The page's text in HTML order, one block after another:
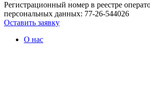
Регистрационный номер в реестре
персональных данных: 77-26-544026
Оставить заявку
О нас